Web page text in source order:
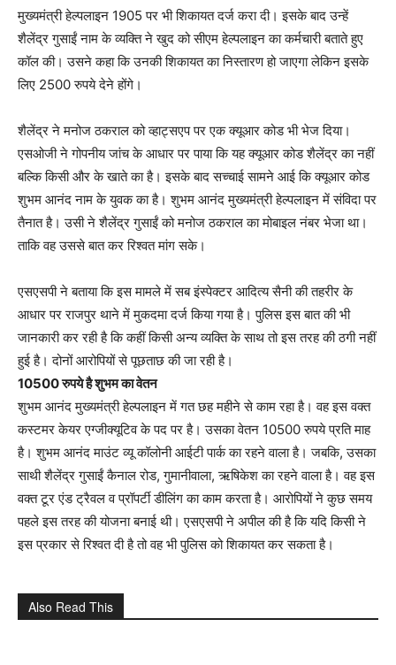
मुख्यमंत्री हेल्पलाइन 1905 पर भी शिकायत दर्ज करा दी। इसके बाद उन्हें
शैलेंद्र गुसाईं नाम के व्यक्ति ने खुद को सीएम हेल्पलाइन का कर्मचारी बताते हुए
कॉल की। उसने कहा कि उनकी शिकायत का निस्तारण हो जाएगा लेकिन इसके
लिए 2500 रुपये देने होंगे।
शैलेंद्र ने मनोज ठकराल को व्हाट्सएप पर एक क्यूआर कोड भी भेज दिया।
एसओजी ने गोपनीय जांच के आधार पर पाया कि यह क्यूआर कोड शैलेंद्र का नहीं
बल्कि किसी और के खाते का है। इसके बाद सच्चाई सामने आई कि क्यूआर कोड
शुभम आनंद नाम के युवक का है। शुभम आनंद मुख्यमंत्री हेल्पलाइन में संविदा पर
तैनात है। उसी ने शैलेंद्र गुसाईं को मनोज ठकराल का मोबाइल नंबर भेजा था।
ताकि वह उससे बात कर रिश्वत मांग सके।
एसएसपी ने बताया कि इस मामले में सब इंस्पेक्टर आदित्य सैनी की तहरीर के
आधार पर राजपुर थाने में मुकदमा दर्ज किया गया है। पुलिस इस बात की भी
जानकारी कर रही है कि कहीं किसी अन्य व्यक्ति के साथ तो इस तरह की ठगी नहीं
हुई है। दोनों आरोपियों से पूछताछ की जा रही है।
10500 रुपये है शुभम का वेतन
शुभम आनंद मुख्यमंत्री हेल्पलाइन में गत छह महीने से काम रहा है। वह इस वक्त
कस्टमर केयर एग्जीक्यूटिव के पद पर है। उसका वेतन 10500 रुपये प्रति माह
है। शुभम आनंद माउंट व्यू कॉलोनी आईटी पार्क का रहने वाला है। जबकि, उसका
साथी शैलेंद्र गुसाईं कैनाल रोड, गुमानीवाला, ऋषिकेश का रहने वाला है। वह इस
वक्त टूर एंड ट्रैवल व प्रॉपर्टी डीलिंग का काम करता है। आरोपियों ने कुछ समय
पहले इस तरह की योजना बनाई थी। एसएसपी ने अपील की है कि यदि किसी ने
इस प्रकार से रिश्वत दी है तो वह भी पुलिस को शिकायत कर सकता है।
Also Read This